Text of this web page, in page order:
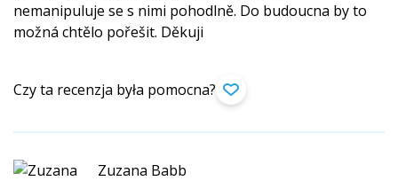
nemanipuluje se s nimi pohodlně. Do budoucna by to
možná chtělo pořešit. Děkuji
Czy ta recenzja była pomocna?
Zuzana Babb